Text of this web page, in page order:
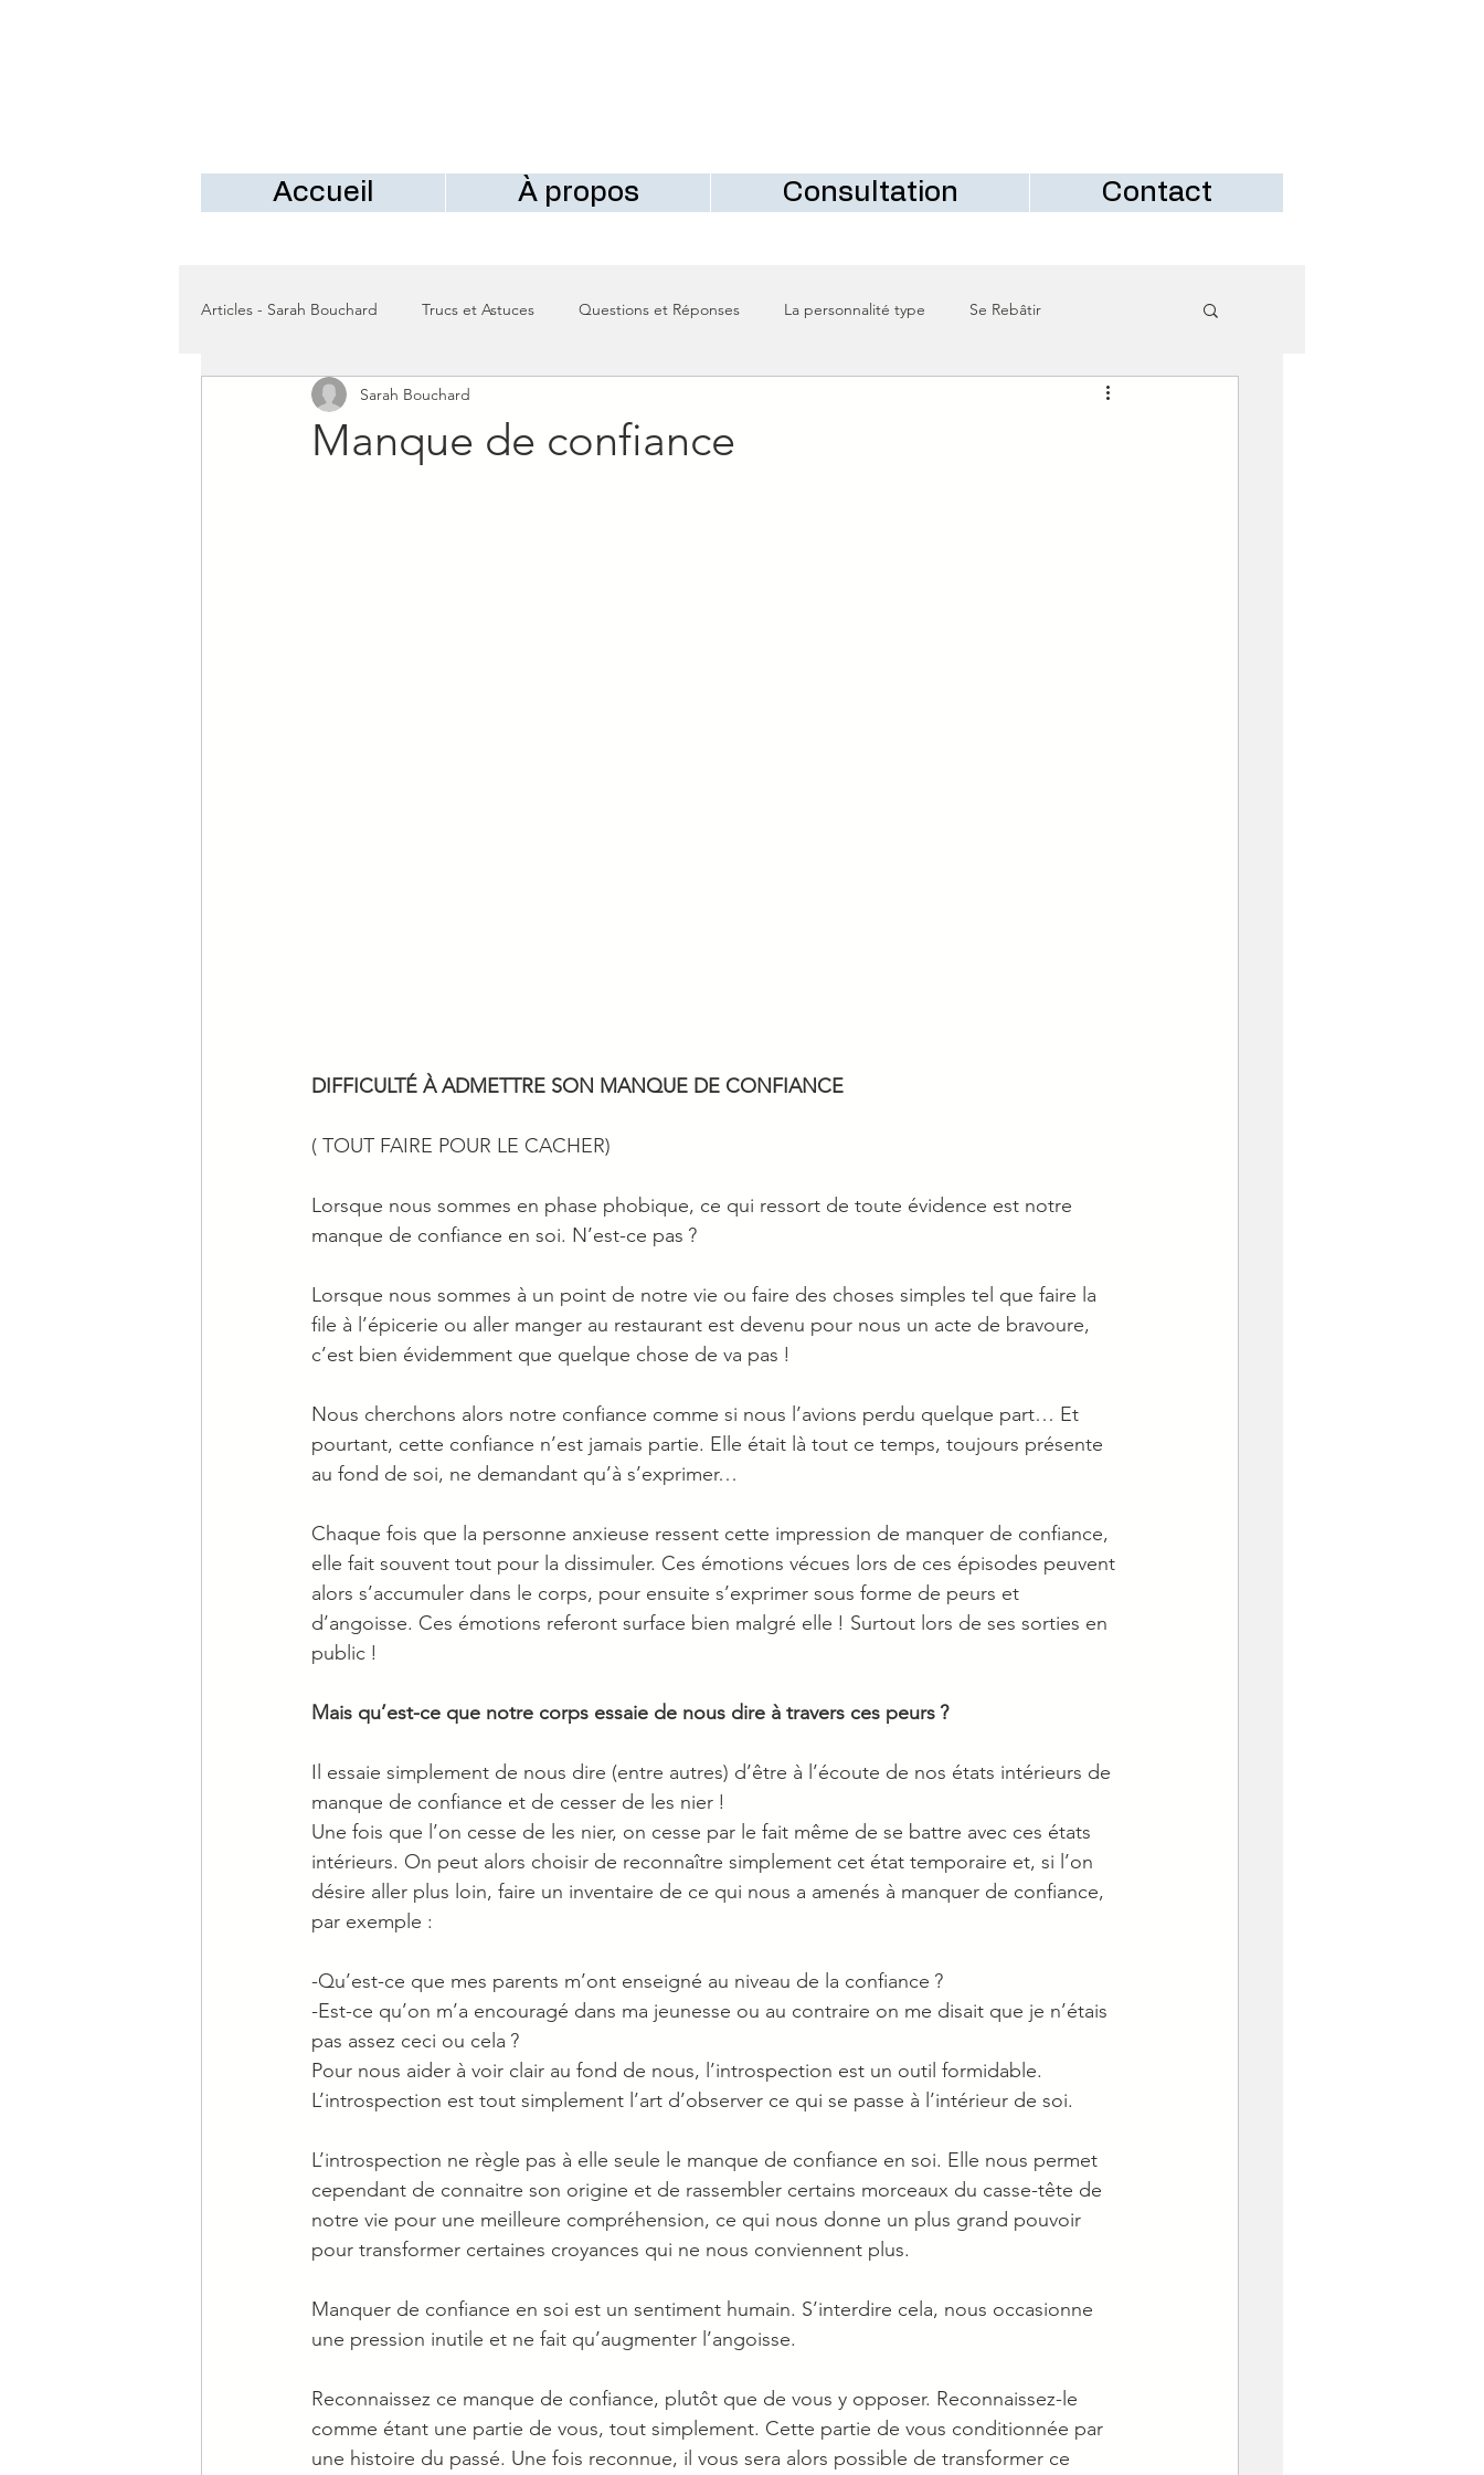
Accueil À propos Consultation Contact
Articles - Sarah Bouchard Trucs et Astuces Questions et Réponses La personnalité type Se Rebâtir
Manque de confiance
Sarah Bouchard
DIFFICULTÉ À ADMETTRE SON MANQUE DE CONFIANCE
( TOUT FAIRE POUR LE CACHER)
Lorsque nous sommes en phase phobique, ce qui ressort de toute évidence est notre
manque de confiance en soi. N’est-ce pas ?
Lorsque nous sommes à un point de notre vie ou faire des choses simples tel que faire la
file à l’épicerie ou aller manger au restaurant est devenu pour nous un acte de bravoure,
c’est bien évidemment que quelque chose de va pas !
Nous cherchons alors notre confiance comme si nous l’avions perdu quelque part… Et
pourtant, cette confiance n’est jamais partie. Elle était là tout ce temps, toujours présente
au fond de soi, ne demandant qu’à s’exprimer…
Chaque fois que la personne anxieuse ressent cette impression de manquer de confiance,
elle fait souvent tout pour la dissimuler. Ces émotions vécues lors de ces épisodes peuvent
alors s’accumuler dans le corps, pour ensuite s’exprimer sous forme de peurs et
d’angoisse. Ces émotions referont surface bien malgré elle ! Surtout lors de ses sorties en
public !
Mais qu’est-ce que notre corps essaie de nous dire à travers ces peurs ?
Il essaie simplement de nous dire (entre autres) d’être à l’écoute de nos états intérieurs de
manque de confiance et de cesser de les nier !
Une fois que l’on cesse de les nier, on cesse par le fait même de se battre avec ces états
intérieurs. On peut alors choisir de reconnaître simplement cet état temporaire et, si l’on
désire aller plus loin, faire un inventaire de ce qui nous a amenés à manquer de confiance,
par exemple :
-Qu’est-ce que mes parents m’ont enseigné au niveau de la confiance ?
-Est-ce qu’on m’a encouragé dans ma jeunesse ou au contraire on me disait que je n’étais
pas assez ceci ou cela ?
Pour nous aider à voir clair au fond de nous, l’introspection est un outil formidable.
L’introspection est tout simplement l’art d’observer ce qui se passe à l’intérieur de soi.
L’introspection ne règle pas à elle seule le manque de confiance en soi. Elle nous permet
cependant de connaitre son origine et de rassembler certains morceaux du casse-tête de
notre vie pour une meilleure compréhension, ce qui nous donne un plus grand pouvoir
pour transformer certaines croyances qui ne nous conviennent plus.
Manquer de confiance en soi est un sentiment humain. S’interdire cela, nous occasionne
une pression inutile et ne fait qu’augmenter l’angoisse.
Reconnaissez ce manque de confiance, plutôt que de vous y opposer. Reconnaissez-le
comme étant une partie de vous, tout simplement. Cette partie de vous conditionnée par
une histoire du passé. Une fois reconnue, il vous sera alors possible de transformer ce